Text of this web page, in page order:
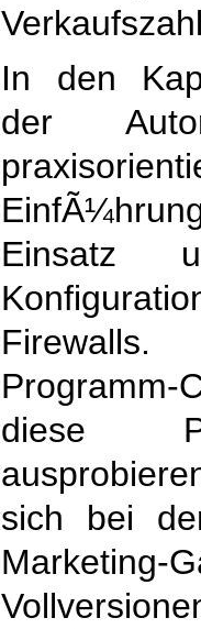
In den
der
Einsatz
diese
sich bei